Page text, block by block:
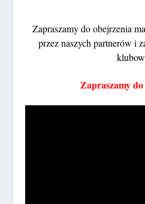
Zapraszamy do obejrzenia
przez naszych partnerów i
Zapraszamy